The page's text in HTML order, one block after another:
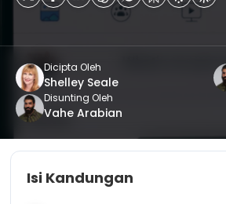
Dicipta Oleh
Shelley Seale
Disunting Oleh
Vahe Arabian
Isi Kandungan